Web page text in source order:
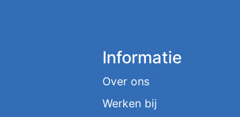
Informatie
Over ons
Werken bij